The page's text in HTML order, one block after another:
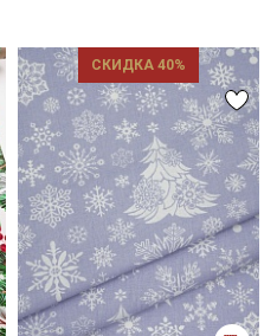
СКИДКА 40%